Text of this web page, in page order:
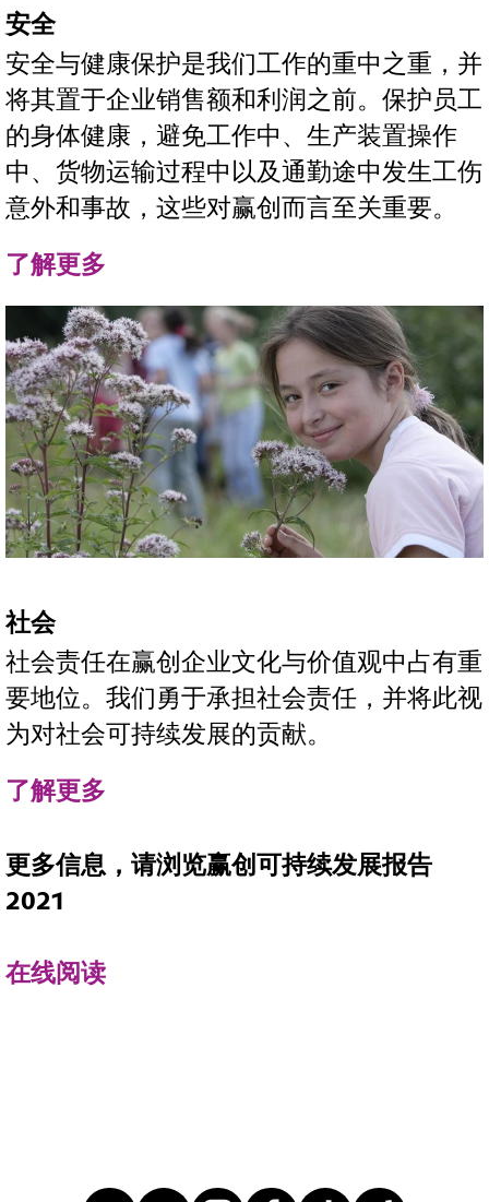
安全
安全与健康保护是我们工作的重中之重，并
将其置于企业销售额和利润之前。保护员工
的身体健康，避免工作中、生产装置操作
中、货物运输过程中以及通勤途中发生工伤
意外和事故，这些对赢创而言至关重要。
了解更多
社会
社会责任在赢创企业文化与价值观中占有重
要地位。我们勇于承担社会责任，并将此视
为对社会可持续发展的贡献。
了解更多
更多信息，请浏览赢创可持续发展报告
2021
在线阅读